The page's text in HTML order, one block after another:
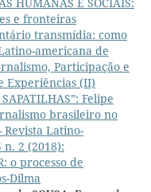
e fronteiras
transmídia: como
americana de
Participação e
Experiências (II)
Felipe
brasileiro no
Revista Latino-
2 (2018):
o processo de
Dilma